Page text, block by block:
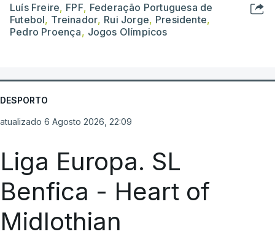
Luís Freire, FPF, Federação Portuguesa de
Futebol, Treinador, Rui Jorge, Presidente,
Pedro Proença, Jogos Olímpicos
DESPORTO
atualizado 6 Agosto 2026, 22:09
Liga Europa. SL
Benfica - Heart of
Midlothian